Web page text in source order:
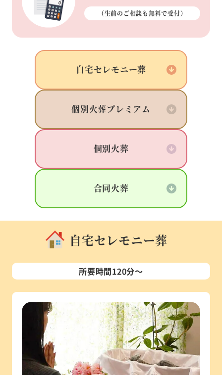
（生前のご相談も無料で受付）
自宅セレモニー葬
個別火葬プレミアム
個別火葬
合同火葬
自宅セレモニー葬
所要時間120分～